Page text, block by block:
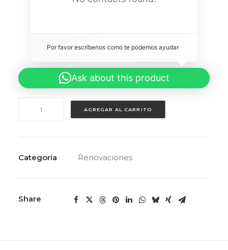
Por favor escríbenos como te podemos ayudar
Ask about this product
AGREGAR AL CARRITO
Categoría Renovaciones
Share